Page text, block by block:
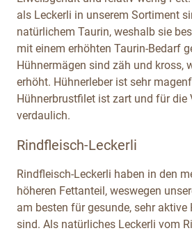
als Leckerli in unserem Sortiment
natürlichem Taurin, weshalb sie
mit einem erhöhten Taurin-Bedarf
Hühnermägen sind zäh und kross,
erhöht. Hühnerleber ist sehr
Hühnerbrustfilet ist zart und für die
verdaulich.
Rindfleisch-Leckerli
Rindfleisch-Leckerli haben in den
höheren Fettanteil, weswegen
am besten für gesunde, sehr aktive
sind. Als natürliches Leckerli vom